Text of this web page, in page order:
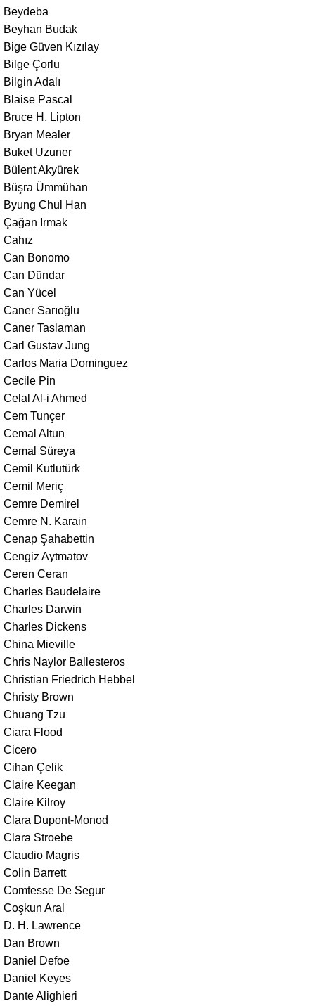
Beydeba
Beyhan Budak
Bige Güven Kızılay
Bilge Çorlu
Bilgin Adalı
Blaise Pascal
Bruce H. Lipton
Bryan Mealer
Buket Uzuner
Bülent Akyürek
Büşra Ümmühan
Byung Chul Han
Çağan Irmak
Cahız
Can Bonomo
Can Dündar
Can Yücel
Caner Sarıoğlu
Caner Taslaman
Carl Gustav Jung
Carlos Maria Dominguez
Cecile Pin
Celal Al-i Ahmed
Cem Tunçer
Cemal Altun
Cemal Süreya
Cemil Kutlutürk
Cemil Meriç
Cemre Demirel
Cemre N. Karain
Cenap Şahabettin
Cengiz Aytmatov
Ceren Ceran
Charles Baudelaire
Charles Darwin
Charles Dickens
China Mieville
Chris Naylor Ballesteros
Christian Friedrich Hebbel
Christy Brown
Chuang Tzu
Ciara Flood
Cicero
Cihan Çelik
Claire Keegan
Claire Kilroy
Clara Dupont-Monod
Clara Stroebe
Claudio Magris
Colin Barrett
Comtesse De Segur
Coşkun Aral
D. H. Lawrence
Dan Brown
Daniel Defoe
Daniel Keyes
Dante Alighieri